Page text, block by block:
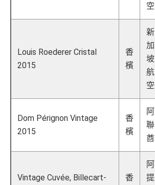
空
Louis Roederer Cristal
2015
香
檳
新
加
坡
航
空
Dom Pérignon Vintage
2015
香
檳
阿
聯
酋
Vintage Cuvée, Billecart-
香
阿
提